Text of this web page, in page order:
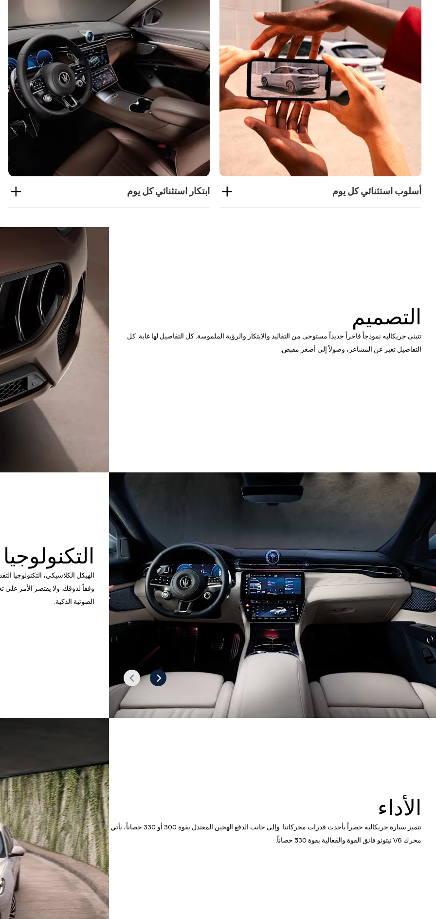
أسلوب استثنائي كل يوم ابتكار استثنائي كل يوم
التصميم
تتبنى جريكاليه نموذجاً فاخراً جديداً مستوحى من التقاليد والابتكار والرؤية الملموسة. كل التفاصيل لها غاية. كل
التفاصيل تعبر عن المشاعر، وصولاً إلى أصغر مقبض.
التكنولوجيا
الهيكل الكلاسيكي، التكنولوجيا
وفقاً لذوقك. ولا يقتصر الأمر
الصوتية الذكية.
التاليالسابق
الأداء
تتميز سيارة جريكاليه حصراً بأحدث قدرات محركاتنا. وإلى جانب الدفع الهجين المعتدل بقوة 300 أو 330 حصاناً، يأتي
محرك V6 نيتونو فائق القوة والفعالية بقوة 530 حصاناً.